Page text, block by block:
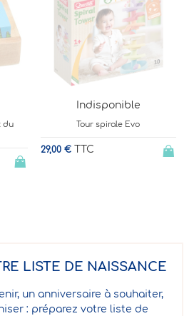
Indisponible
Puzzle cubes en bois - Animaux
LISTE DE NAISSANCE
un anniversaire à souhaiter,
: préparez votre liste de